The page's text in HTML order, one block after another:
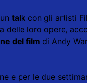
talk con gli artisti
delle loro opere,
del film di Andy
e per le due